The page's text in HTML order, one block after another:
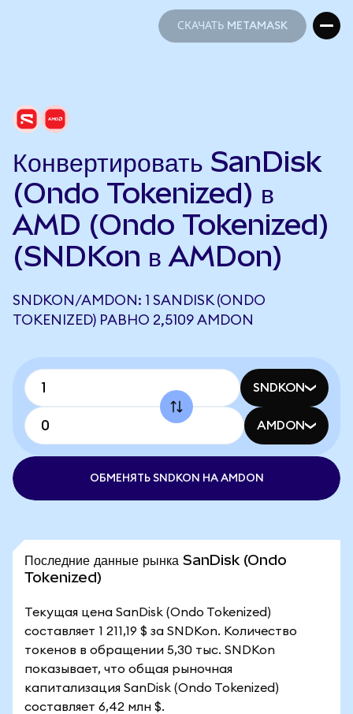
СКАЧАТЬ METAMASK
Конвертировать SanDisk
(Ondo Tokenized) в
AMD (Ondo Tokenized)
(SNDKon в AMDon)
SNDKON/AMDON: 1 SANDISK (ONDO
TOKENIZED) РАВНО 2,5109 AMDON
SNDKON
AMDON
ОБМЕНЯТЬ SNDKON НА AMDON
Последние данные рынка SanDisk (Ondo
Tokenized)
Текущая цена SanDisk (Ondo Tokenized)
составляет 1 211,19 $ за SNDKon. Количество
токенов в обращении 5,30 тыс. SNDKon
показывает, что общая рыночная
капитализация SanDisk (Ondo Tokenized)
составляет 6,42 млн $.